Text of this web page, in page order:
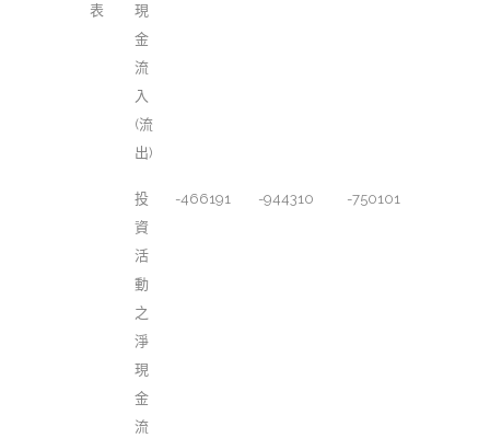
表
現
金
流
入
(流
出)
投
資
活
動
之
淨
現
金
流
-466191 -944310 -750101